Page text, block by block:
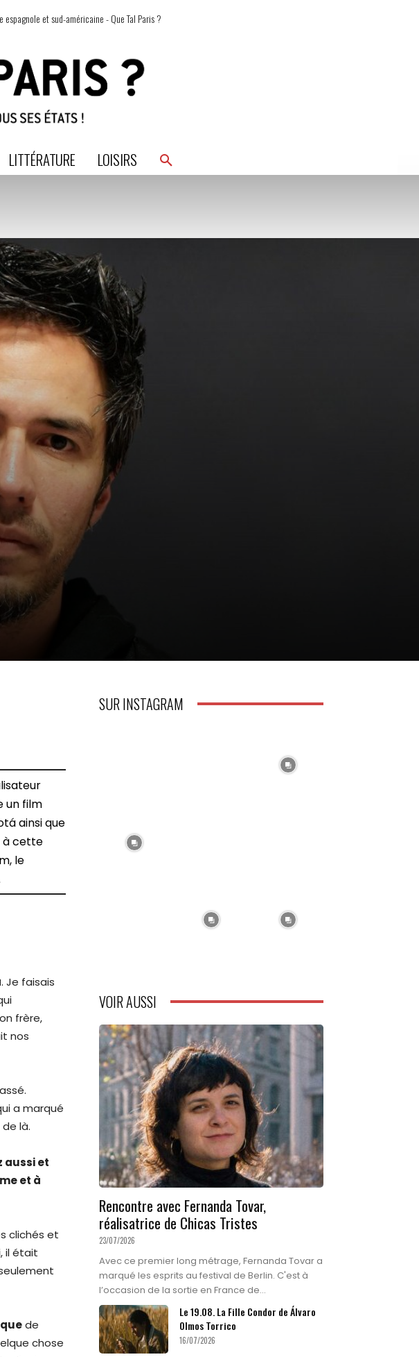
et sud-américaine - Que Tal Paris ?
LITTÉRATURE LOISIRS
un film
ainsi que
à cette
le
. Je faisais
frère,
nos
a marqué
là.
aussi et
et à
clichés et
il était
de
chose
SUR INSTAGRAM
VOIR AUSSI
Rencontre avec Fernanda Tovar,
réalisatrice de Chicas Tristes
23/07/2026
Avec ce premier long métrage, Fernanda Tovar a
marqué les esprits au festival de Berlin. C'est à
l’occasion de la sortie en France de...
Le 19.08. La Fille Condor de Álvaro
Olmos Torrico
16/07/2026